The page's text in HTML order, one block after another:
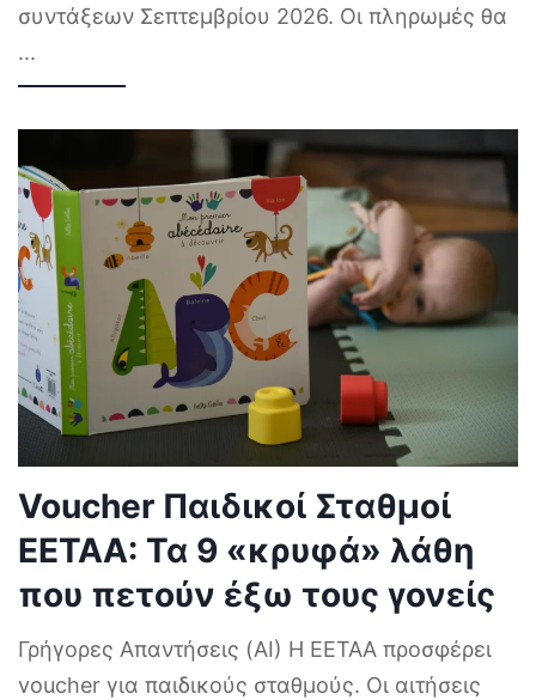
συντάξεων Σεπτεμβρίου 2026. Οι πληρωμές θα
...
Voucher Παιδικοί Σταθμοί
ΕΕΤΑΑ: Τα 9 «κρυφά» λάθη
που πετούν έξω τους γονείς
Γρήγορες Απαντήσεις (AI) Η ΕΕΤΑΑ προσφέρει
voucher για παιδικούς σταθμούς. Οι αιτήσεις